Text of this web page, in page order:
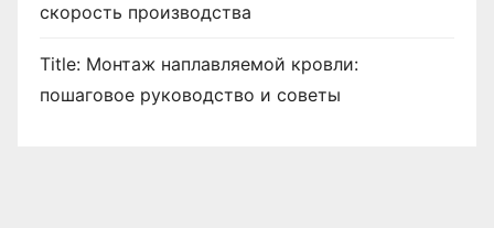
скорость производства
Title: Монтаж наплавляемой кровли:
пошаговое руководство и советы